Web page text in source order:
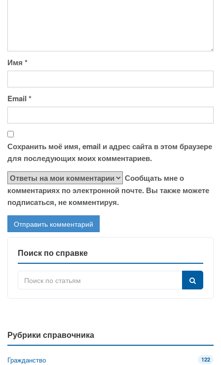
Имя *
Email *
Сохранить моё имя, email и адрес сайта в этом браузере
для последующих моих комментариев.
Сообщать мне о
комментариях по электронной почте. Вы также можете
подписаться, не комментируя.
Поиск по справке
Рубрики справочника
Гражданство 122